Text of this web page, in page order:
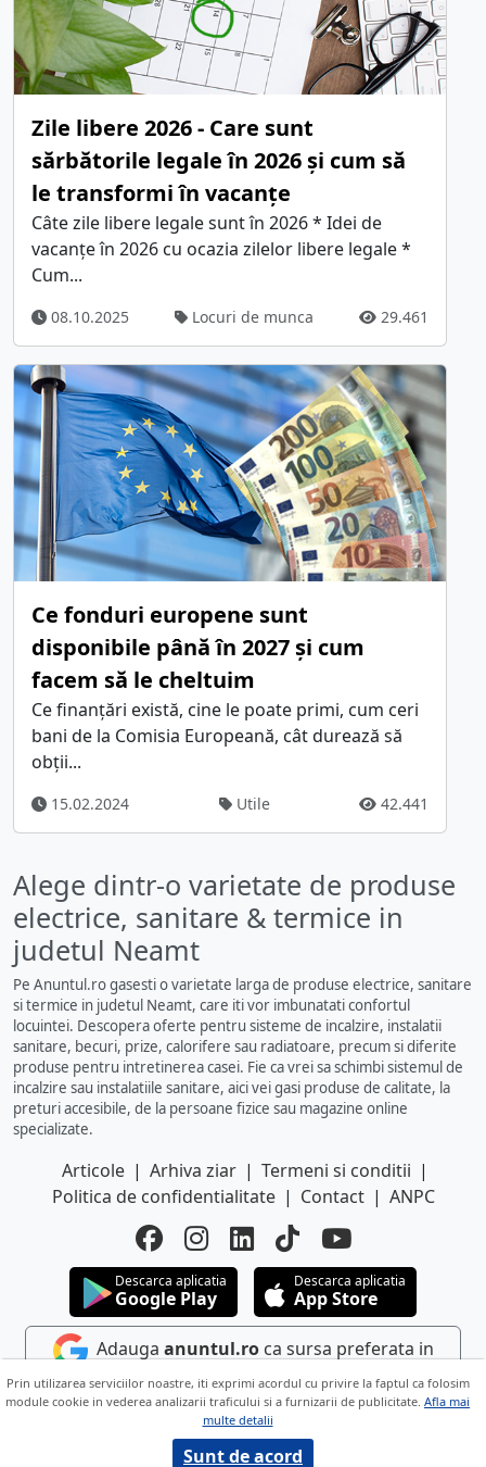
Zile libere 2026 - Care sunt
sărbătorile legale în 2026 și cum să
le transformi în vacanțe
Câte zile libere legale sunt în 2026 * Idei de
vacanțe în 2026 cu ocazia zilelor libere legale *
Cum...
08.10.2025 Locuri de munca 29.461
Ce fonduri europene sunt
disponibile până în 2027 și cum
facem să le cheltuim
Ce finanțări există, cine le poate primi, cum ceri
bani de la Comisia Europeană, cât durează să
obții...
15.02.2024 Utile 42.441
Alege dintr-o varietate de produse
electrice, sanitare & termice in
judetul Neamt
Pe Anuntul.ro gasesti o varietate larga de produse electrice, sanitare
si termice in judetul Neamt, care iti vor imbunatati confortul
locuintei. Descopera oferte pentru sisteme de incalzire, instalatii
sanitare, becuri, prize, calorifere sau radiatoare, precum si diferite
produse pentru intretinerea casei. Fie ca vrei sa schimbi sistemul de
incalzire sau instalatiile sanitare, aici vei gasi produse de calitate, la
preturi accesibile, de la persoane fizice sau magazine online
specializate.
Articole | Arhiva ziar | Termeni si conditii |
Politica de confidentialitate | Contact | ANPC
Descarca aplicatia
Google Play
Descarca aplicatia
App Store
Adauga anuntul.roca sursa preferata in
Google
Copyright © 2026 ANUNTUL TELEFONIC
Toate drepturile rezervate.
Prin utilizarea serviciilor noastre, iti exprimi acordul cu privire la faptul ca folosim
module cookie in vederea analizarii traficului si a furnizarii de publicitate. Afla mai
multe detalii
Sunt de acord